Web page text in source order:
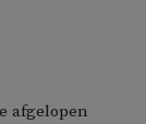
afgelopen